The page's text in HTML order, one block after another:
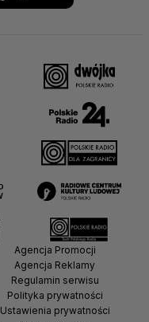
Agencja Promocji
Agencja Reklamy
Regulamin serwisu
Polityka prywatności
Ustawienia prywatności